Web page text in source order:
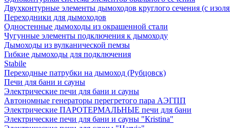
Двухконтурные элементы дымоходов круглого сечения (с
Переходники для дымоходов
Одностенные дымоходы из окрашенной стали
Чугунные элементы подключения к дымоходу
Дымоходы из вулканической пемзы
Гибкие дымоходы для подключения
Stabile
Переходные патрубки на дымоход (Рубцовск)
Печи для бани и сауны
Электрические печи для бани и сауны
Автономные генераторы перегретого пара АЭГПП
Электрические ПАРОТЕРМАЛЬНЫЕ печи для бани
Электрические печи для бани и сауны "Кristina"